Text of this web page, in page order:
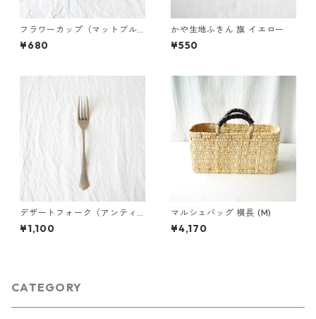
フラワーカップ（マットブル
ー）
¥680
かや生地ふきん 旗 イエロー
¥550
デザートフォーク（アンティ
ークゴールド）
¥1,100
マルシェバッグ 横長 (M)
¥4,170
CATEGORY